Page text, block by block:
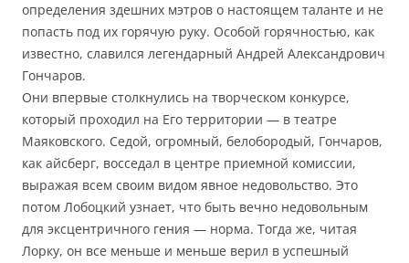
определения здешних мэтров о настоящем таланте и не
попасть под их горячую руку. Особой горячностью, как
известно, славился легендарный Андрей Александрович
Гончаров.
Они впервые столкнулись на творческом конкурсе,
который проходил на Его территории — в театре
Маяковского. Седой, огромный, белобородый, Гончаров,
как айсберг, восседал в центре приемной комиссии,
выражая всем своим видом явное недовольство. Это
потом Лобоцкий узнает, что быть вечно недовольным
для эксцентричного гения — норма. Тогда же, читая
Лорку, он все меньше и меньше верил в успешный